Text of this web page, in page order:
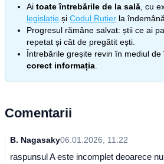
Ai toate întrebările de la sală , cu
legislație și Codul Rutier la îndemână.
Progresul rămâne salvat: știi ce ai
repetat și cât de pregătit ești.
Întrebările greșite revin în mediul de
corect informația
Comentarii
B. Nagasaky06.01.2026, 11:22
raspunsul A este incomplet deoarece